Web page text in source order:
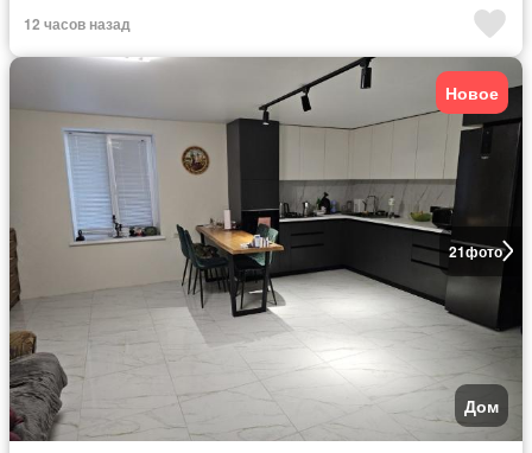
12 часов назад
21фото
Новое
Дом